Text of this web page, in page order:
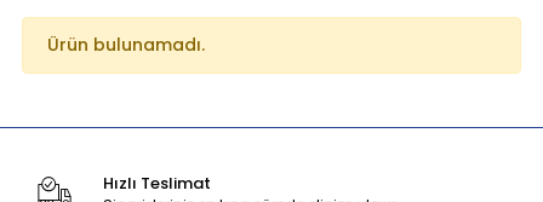
Ürün bulunamadı.
Hızlı Teslimat